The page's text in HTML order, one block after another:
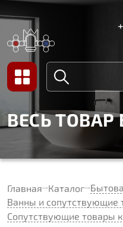
ВЕСЬ
Главная Каталог
Ванны и сопутствующие
Сопутствующие товары